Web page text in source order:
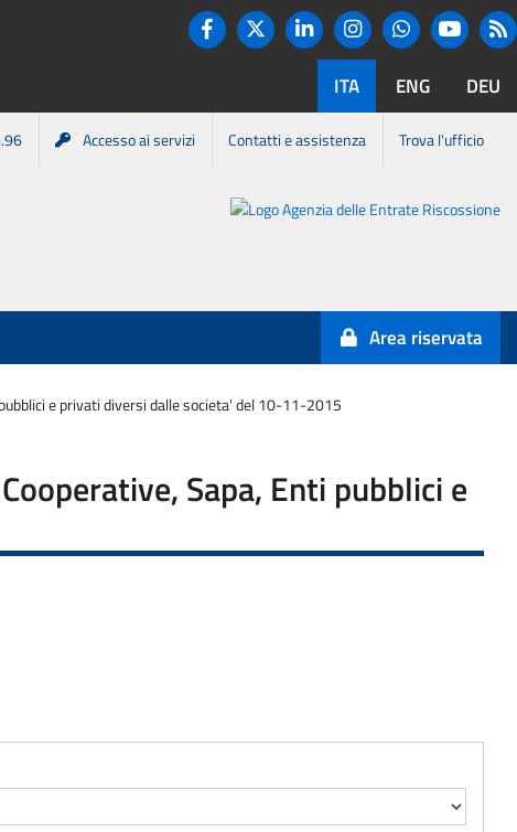
Twitter
LinkedinInstagram
ITA ENG DEU
Accesso ai servizi Contatti e assistenza Trova l'ufficio
Agenzia
Entrate-
Riscossione
Area riservata
e privati diversi dalle societa' del 10-11-2015
Sapa, Enti pubblici e